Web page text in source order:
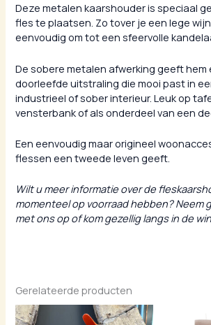
Deze metalen kaarshouder is speciaal
fles te plaatsen. Zo tover je een lege
eenvoudig om tot een sfeervolle
De sobere metalen afwerking geeft hem
doorleefde uitstraling die mooi past in
industrieel of sober interieur. Leuk op
vensterbank of als onderdeel van een
Een eenvoudig maar origineel
flessen een tweede leven geeft.
Wilt u meer informatie over de
momenteel op voorraad hebben? Neem
met ons op of kom gezellig langs in de
Gerelateerde producten